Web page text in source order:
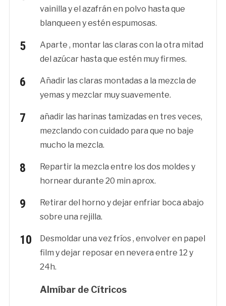
vainilla y el azafrán en polvo hasta que
blanqueen y estén espumosas.
Aparte , montar las claras con la otra mitad
del azúcar hasta que estén muy firmes.
Añadir las claras montadas a la mezcla de
yemas y mezclar muy suavemente.
añadir las harinas tamizadas en tres veces,
mezclando con cuidado para que no baje
mucho la mezcla.
Repartir la mezcla entre los dos moldes y
hornear durante 20 min aprox.
Retirar del horno y dejar enfriar boca abajo
sobre una rejilla.
Desmoldar una vez fríos , envolver en papel
film y dejar reposar en nevera entre 12 y
24h.
Almíbar de Cítricos